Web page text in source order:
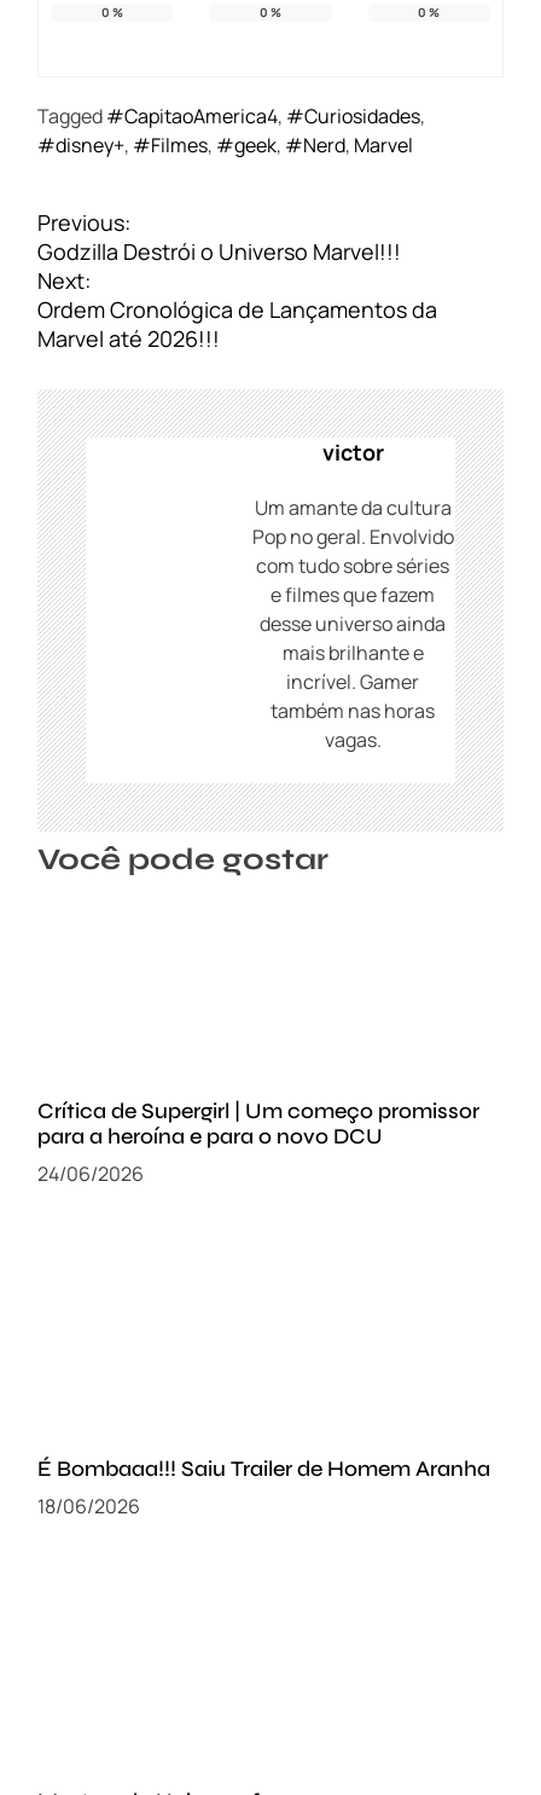
0 % 0 % 0 %
Tagged#CapitaoAmerica4, #Curiosidades,
#disney+, #Filmes, #geek, #Nerd, Marvel
N
a
v
e
g
ç
ã
o
d
e
P
o
s
t
Previous:
Godzilla Destrói o Universo Marvel!!!
Next:
Ordem Cronológica de Lançamentos da
Marvel até 2026!!!
victor
Um amante da cultura
Pop no geral. Envolvido
com tudo sobre séries
e filmes que fazem
desse universo ainda
mais brilhante e
incrível. Gamer
também nas horas
vagas.
Você pode gostar
Crítica de Supergirl | Um começo promissor
para a heroína e para o novo DCU
24/06/2026
É Bombaaa!!! Saiu Trailer de Homem Aranha
18/06/2026